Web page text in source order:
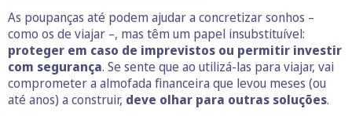
As poupanças até podem ajudar a concretizar sonhos –
como os de viajar –, mas têm um papel insubstituível:
proteger em caso de imprevistos ou permitir investir
com segurança. Se sente que ao utilizá-las para viajar, vai
comprometer a almofada financeira que levou meses (ou
até anos) a construir, deve olhar para outras soluções.